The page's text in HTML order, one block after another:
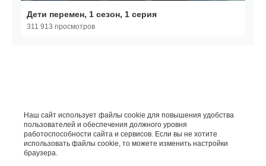
Дети перемен, 1 сезон, 1 серия
311 913 просмотров
Наш сайт использует файлы cookie для повышения удобства
пользователей и обеспечения должного уровня
работоспособности сайта и сервисов. Если вы не хотите
использовать файлы cookie, то можете изменить настройки
браузера.